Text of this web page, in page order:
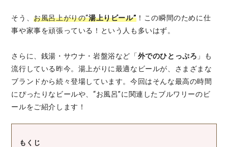
そう、お風呂上がりの“湯上りビール” ！この瞬間のために仕
事や家事を頑張っている！という人も多いはず。
さらに、銭湯・サウナ・岩盤浴など「外でのひとっぷろ 」も
流行している昨今。湯上がりに最適なビールが、さまざまな
ブランドから続々登場しています。今回はそんな最高の時間
にぴったりなビールや、“お風呂”に関連したブルワリーのビ
ールをご紹介します！
もくじ